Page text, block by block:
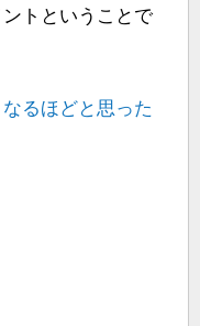
トということで
るほどと思った